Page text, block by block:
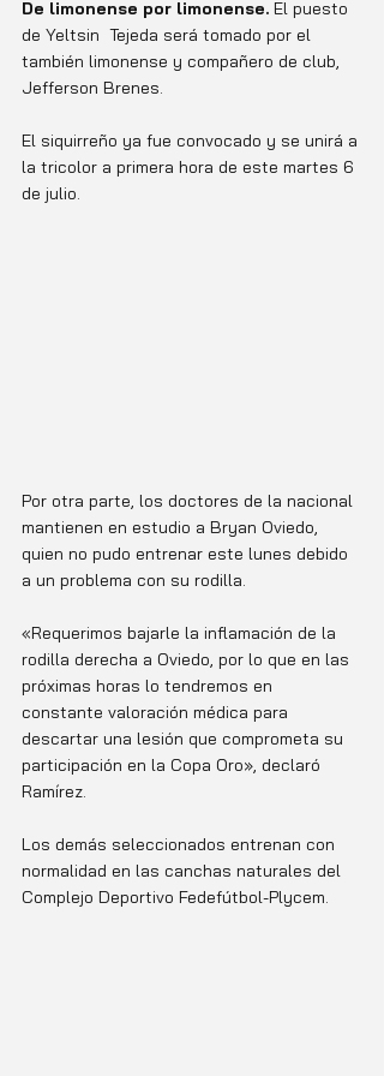
De limonense por limonense. El puesto
de Yeltsin  Tejeda será tomado por el
también limonense y compañero de club,
Jefferson Brenes.
El siquirreño ya fue convocado y se unirá a
la tricolor a primera hora de este martes 6
de julio.
Por otra parte, los doctores de la nacional
mantienen en estudio a Bryan Oviedo,
quien no pudo entrenar este lunes debido
a un problema con su rodilla.
«Requerimos bajarle la inflamación de la
rodilla derecha a Oviedo, por lo que en las
próximas horas lo tendremos en
constante valoración médica para
descartar una lesión que comprometa su
participación en la Copa Oro», declaró
Ramírez.
Los demás seleccionados entrenan con
normalidad en las canchas naturales del
Complejo Deportivo Fedefútbol-Plycem.